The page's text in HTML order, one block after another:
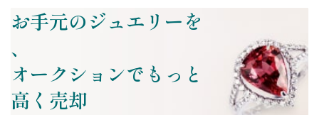
お手元のジュエリーを
、
オークションでもっと
高く売却